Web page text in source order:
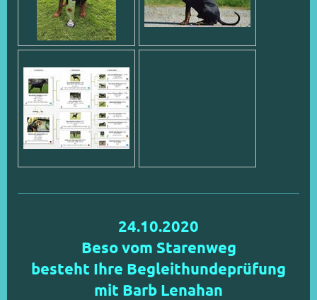
24.10.2020
Beso vom Starenweg
besteht Ihre Begleithundeprüfung
mit Barb Lenahan